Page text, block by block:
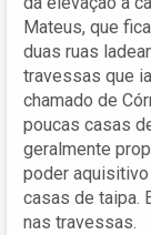
Mateus, que
duas ruas
travessas que
chamado de
poucas casas
geralmente
poder
casas de taipa.
nas travessas.